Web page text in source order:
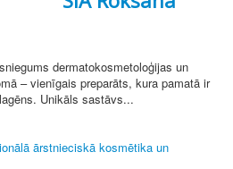
dermatokosmetoloģijas un
– vienīgais preparāts, kura pamatā ir
Unikāls sastāvs...
ārstnieciskā kosmētika un